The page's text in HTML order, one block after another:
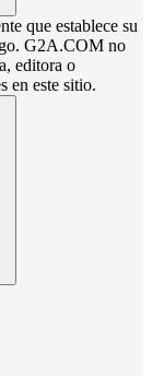
que establece su
G2A.COM no
editora o
en este sitio.